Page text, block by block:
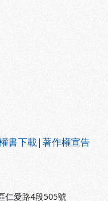
書下載|著作權宣告
仁愛路4段505號